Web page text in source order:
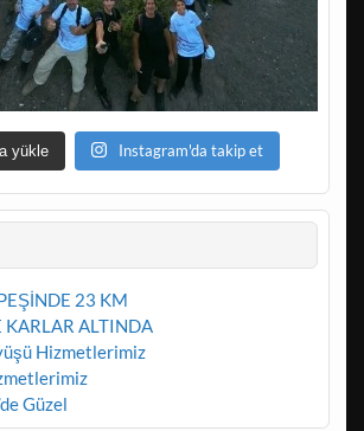
yükle Instagram'da takip et
23 KM
KARLAR ALTINDA
Hizmetlerimiz
Güzel